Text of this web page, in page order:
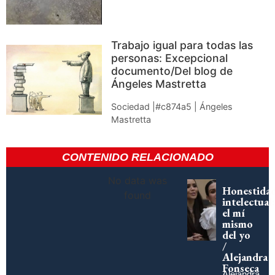
Trabajo igual para todas las
personas: Excepcional
documento/Del blog de
Ángeles Mastretta
Sociedad |#c874a5 | Ángeles
Mastretta
CONTENIDO RELACIONADO
No data was
found
intelectual:
el mí
mismo
del yo
/
Alejandra
Fonseca